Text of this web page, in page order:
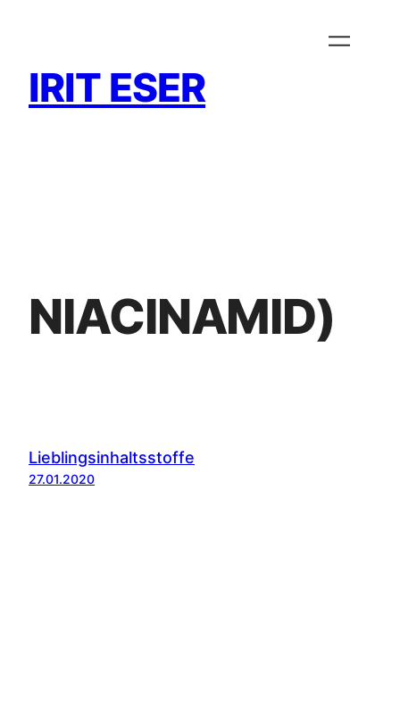
IRIT ESER
NIACINAMID)
Lieblingsinhaltsstoffe
27.01.2020